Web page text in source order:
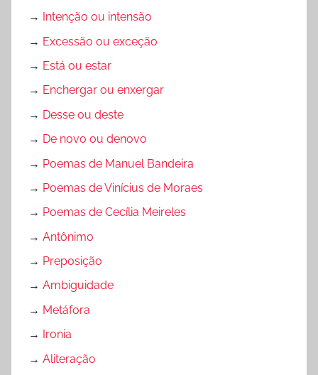
x
E
n
n
e
→
Intenção ou intensão
→ Excessão ou exceção
→ Está ou estar
→ Enchergar ou enxergar
→ Desse ou deste
→ De novo ou denovo
→ Poemas de Manuel Bandeira
→ Poemas de Vinícius de Moraes
→ Poemas de Cecília Meireles
→ Antônimo
→ Preposição
→ Ambiguidade
→ Metáfora
→ Ironia
→ Aliteração